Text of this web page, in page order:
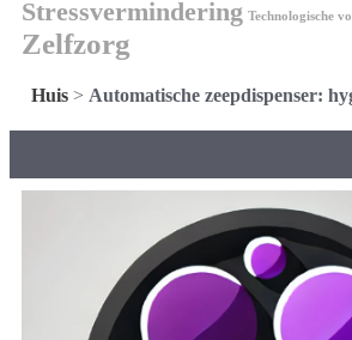
Stressvermindering Technologische
Zelfzorg
Huis > Automatische zeepdispenser: